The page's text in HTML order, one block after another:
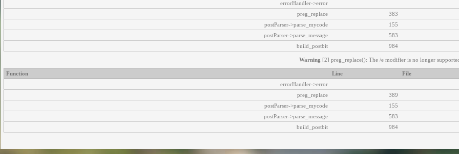
errorHandler->error
383
preg_replace
155
postParser->parse_mycode
583
postParser->parse_message
984
build_postbit
Warning [2] preg_replace(): The /e modifier is no longer
File
Line
Function
errorHandler->error
389
preg_replace
155
postParser->parse_mycode
583
postParser->parse_message
984
build_postbit